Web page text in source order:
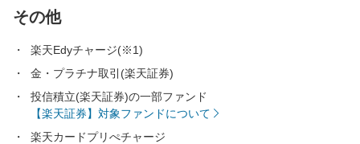
その他
楽天Edyチャージ(※1)
金・プラチナ取引(楽天証券)
投信積立(楽天証券)の一部ファンド
【楽天証券】対象ファンドについて
楽天カードプリぺチャージ